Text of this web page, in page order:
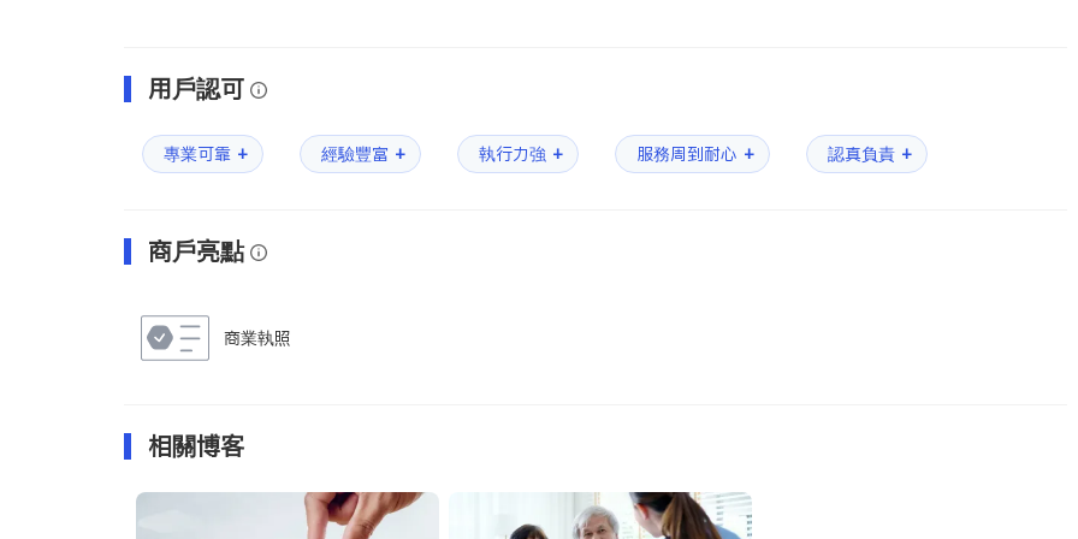
用戶認可
專業可靠 + 經驗豐富 + 執行力強 + 服務周到耐心 + 認真負責 +
商戶亮點
商業執照
相關博客